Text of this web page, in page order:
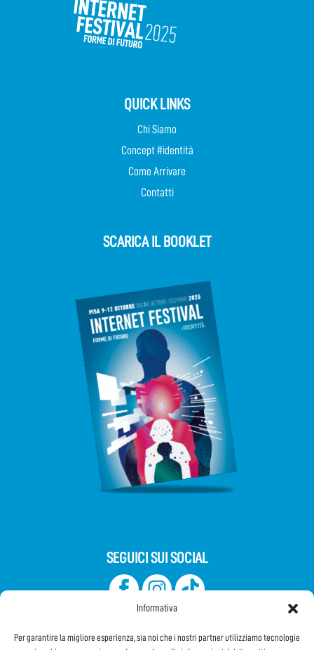
Informativa
Per garantire la migliore esperienza, sia noi che i nostri partner utilizziamo tecnologie
QUICK LINKS
Chi Siamo
Concept #identità
Come Arrivare
Contatti
SCARICA IL BOOKLET
SEGUICI SUI SOCIAL